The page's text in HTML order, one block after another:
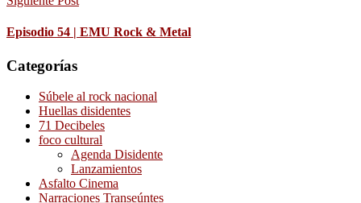
Episodio 54 | EMU Rock & Metal
Categorías
Súbele al rock nacional
Huellas disidentes
71 Decibeles
foco cultural
Agenda Disidente
Lanzamientos
Asfalto Cinema
Narraciones Transeúntes